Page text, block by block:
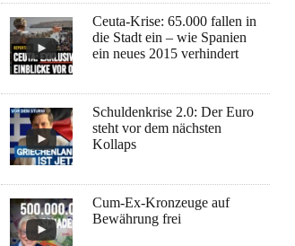
Ceuta-Krise: 65.000 fallen in
die Stadt ein – wie Spanien
ein neues 2015 verhindert
Schuldenkrise 2.0: Der Euro
steht vor dem nächsten
Kollaps
Cum-Ex-Kronzeuge auf
Bewährung frei